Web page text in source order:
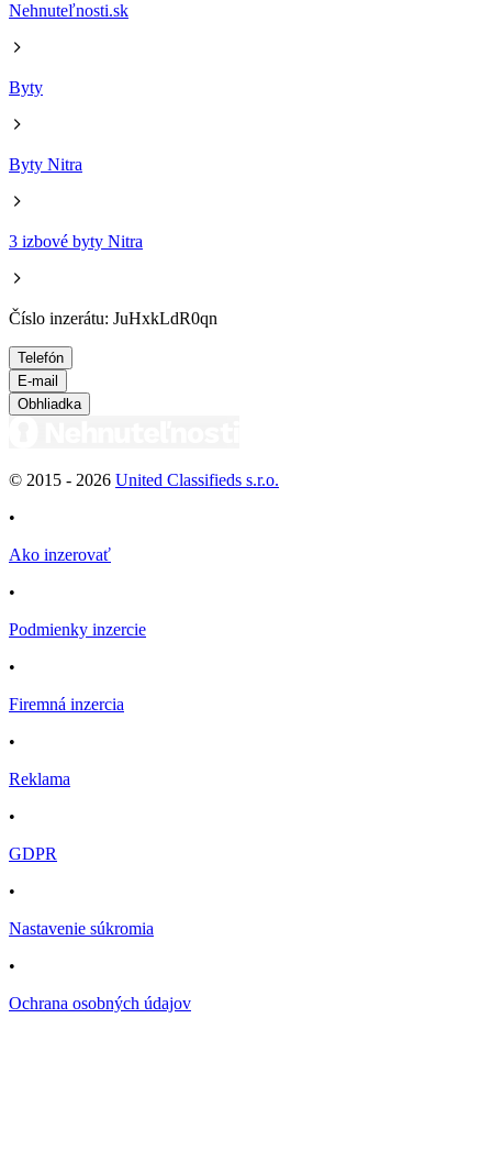
Nehnuteľnosti.sk
Byty
Byty Nitra
3 izbové byty Nitra
Číslo inzerátu: JuHxkLdR0qn
Telefón
E-mail
Obhliadka
© 2015 - 2026 United Classifieds s.r.o.
•
Ako inzerovať
•
Podmienky inzercie
•
Firemná inzercia
•
Reklama
•
GDPR
•
Nastavenie súkromia
•
Ochrana osobných údajov